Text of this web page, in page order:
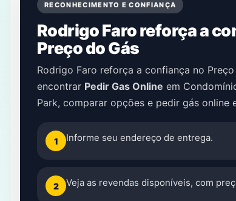
RECONHECIMENTO E CONFIANÇA
Rodrigo Faro reforça a
Preço do Gás
Rodrigo Faro reforça a confiança no
encontrar Pedir Gas Online em
Park, comparar opções e pedir gás online
1 Informe seu endereço de entrega.
2 Veja as revendas disponíveis, com